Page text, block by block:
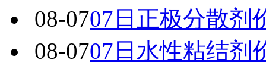
08-0707日正极分散剂
08-0707日水性粘结剂